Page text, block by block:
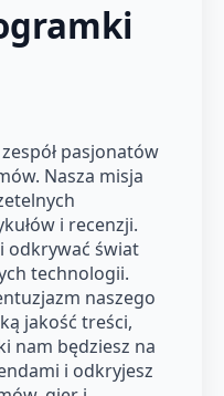
pasjonatów
Nasza misja
i recenzji.
odkrywać świat
technologii.
naszego
jakość treści,
nam będziesz na
i odkryjesz